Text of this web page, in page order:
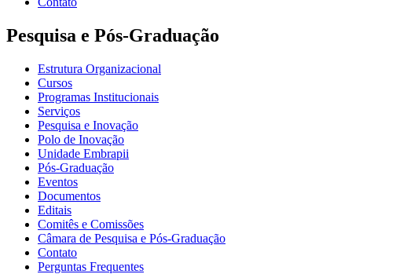
Pesquisa e Pós-Graduação
Estrutura Organizacional
Cursos
Programas Institucionais
Serviços
Pesquisa e Inovação
Polo de Inovação
Unidade Embrapii
Pós-Graduação
Eventos
Documentos
Editais
Comitês e Comissões
Câmara de Pesquisa e Pós-Graduação
Contato
Perguntas Frequentes